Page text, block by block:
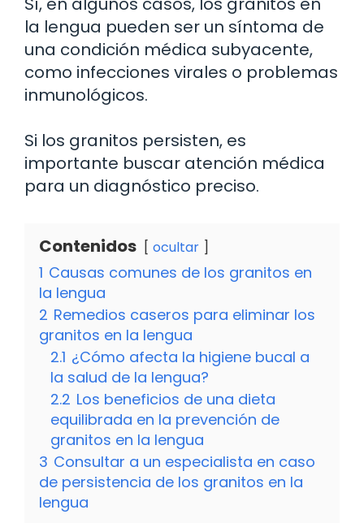
la lengua pueden ser un síntoma de
una condición médica subyacente,
como infecciones virales o problemas
inmunológicos.
Si los granitos persisten, es
importante buscar atención médica
para un diagnóstico preciso.
Contenidos ocultar
1 Causas comunes de los granitos en
la lengua
2 Remedios caseros para eliminar los
granitos en la lengua
2.1 ¿Cómo afecta la higiene bucal a
la salud de la lengua?
2.2 Los beneficios de una dieta
equilibrada en la prevención de
granitos en la lengua
3 Consultar a un especialista en caso
de persistencia de los granitos en la
lengua